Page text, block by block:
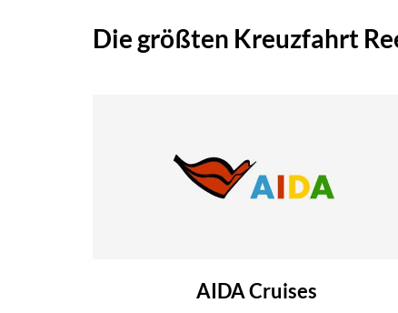
Die größten Kreuzfahrt
AIDA Cruises